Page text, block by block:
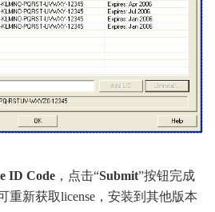
ID Code ，点击“Submit”按钮完成
重新获取license，安装到其他版本